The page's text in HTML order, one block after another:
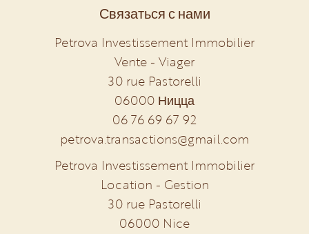
Связаться с нами
Petrova Investissement Immobilier
Vente - Viager
30 rue Pastorelli
06000 Ницца
06 76 69 67 92
petrova.transactions@gmail.com
Petrova Investissement Immobilier
Location - Gestion
30 rue Pastorelli
06000 Nice